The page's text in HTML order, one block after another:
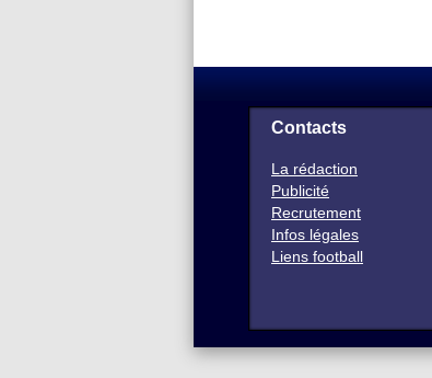
Contacts
La rédaction
Publicité
Recrutement
Infos légales
Liens football